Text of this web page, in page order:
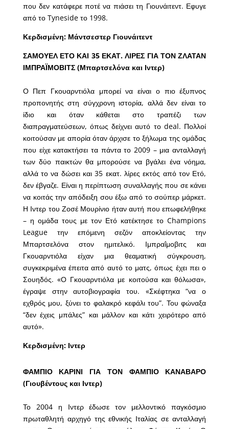
που δεν κατάφερε ποτέ να πιάσει τη Γιουνάιτεντ. Εφυγε
από το Tyneside το 1998.
Κερδισμένη: Μάντσεστερ Γιουνάιτεντ
ΣΑΜΟΥΕΛ ΕΤΟ ΚΑΙ 35 ΕΚΑΤ. ΛΙΡΕΣ ΓΙΑ ΤΟΝ ΖΛΑΤΑΝ
ΙΜΠΡΑΪΜΟΒΙΤΣ (Μπαρτσελόνα και Ιντερ)
Ο Πεπ Γκουαρντιόλα μπορεί να είναι ο πιο έξυπνος
προπονητής στη σύγχρονη ιστορία, αλλά δεν είναι το
ίδιο και όταν κάθεται στο τραπέζι των
διαπραγματεύσεων, όπως δείχνει αυτό το deal. Πολλοί
κοιτούσαν με απορία όταν άρχισε το ξήλωμα της ομάδας
που είχε κατακτήσει τα πάντα το 2009 – μια ανταλλαγή
των δύο παικτών θα μπορούσε να βγάλει ένα νόημα,
αλλά το να δώσει και 35 εκατ. λίρες εκτός από τον Ετό,
δεν έβγαζε. Είναι η περίπτωση συναλλαγής που σε κάνει
να κοιτάς την απόδειξη σου έξω από το σούπερ μάρκετ.
Η Ιντερ του Ζοσέ Μουρίνιο ήταν αυτή που επωφελήθηκε
– η ομάδα τους με τον Ετό κατέκτησε το Champions
League την επόμενη σεζόν αποκλείοντας την
Μπαρτσελόνα στον ημιτελικό. Ιμπραΐμοβιτς και
Γκουαρντιόλα είχαν μια θεαματική σύγκρουση,
συγκεκριμένα έπειτα από αυτό το ματς, όπως έχει πει ο
Σουηδός. «Ο Γκουαρντιόλα με κοιτούσα και θόλωσα»,
έγραψε στην αυτοβιογραφία του. «Σκέφτηκα “να ο
εχθρός μου, ξύνει το φαλακρό κεφάλι του”. Του φώναξα
“δεν έχεις μπάλες” και μάλλον και κάτι χειρότερο από
αυτό».
Κερδισμένη: Ιντερ
ΦΑΜΠΙΟ ΚΑΡΙΝΙ ΓΙΑ ΤΟΝ ΦΑΜΠΙΟ ΚΑΝΑΒΑΡΟ
(Γιουβέντους και Ιντερ)
Το 2004 η Ιντερ έδωσε τον μελλοντικό παγκόσμιο
πρωταθλητή αρχηγό της εθνικής Ιταλίας σε ανταλλαγή